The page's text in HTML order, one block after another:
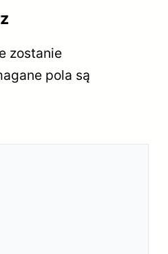
zostanie
pola są